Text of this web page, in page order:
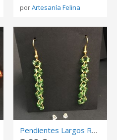
porArtesanía Felina
Pendientes Largos Rocalla Verde